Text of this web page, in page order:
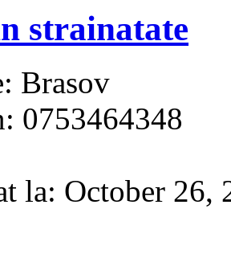
strainatate
Brasov
0753464348
la: October 26,